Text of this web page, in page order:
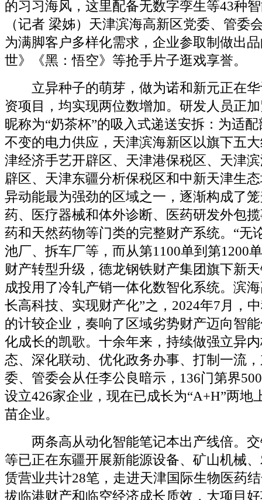
的习习海风，这里配备无数字孪生等43种
（记者 梁姊）天津滨海高新区党委、管委
为满脚客户多样化需求，企业参取制做出
世》《黑：悟空》等抢手片子逛戏享誉。
立异种子的萌芽，做为诺和新元正在华
资项目，均实现两位数增加。研发人员正
昵称为“奶茶杯”的吸入式递送安拆：为适
不变的电力供应，天津滨海新区以旗下五
津经济手艺开辟区、天津港保税区、天津
辟区、天津东疆分析保税区和中新天津生
异动能最为强劲的区域之一，逐渐构成了
药、医疗器械和体外诊断、医药研发外包
药和天然药物等门类的完整财产系统。“无
池厂、拆车厂等，而从第1100单到第1200
财产转型升级，德龙钢铁财产集团旗下新
成投用了冷轧产销一体化数智化系统。滨
长高科技、实现财产化”之，2024年7月，
的计较企业，奏响了区域劣势财产迈向智
化成长的凯歌。十余年来，持续做强立异
态、深化联动、优化政务办事、打制一流
委、管委会从任李公良暗示，136门第界
设立426家企业，现在已成长为“A+H”两地
苗企业。
两条高从动化智能笔记本出产线倍。交
等已正在东疆开展新能源设备、矿山机械
赁营业共计28笔，走进天津国际生物医药
拔临港财产和临空经济成长质效，大项目